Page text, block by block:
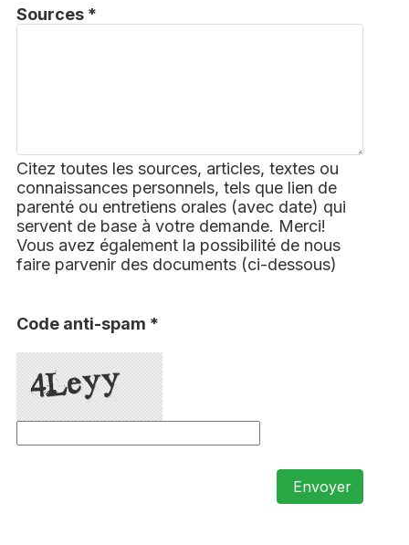
Sources *
Citez toutes les sources, articles, textes ou
connaissances personnels, tels que lien de
parenté ou entretiens orales (avec date) qui
servent de base à votre demande. Merci!
Vous avez également la possibilité de nous
faire parvenir des documents (ci-dessous)
Code anti-spam *
Envoyer